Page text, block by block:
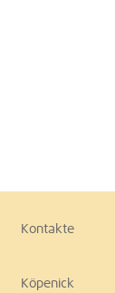
Kontakte
Köpenick